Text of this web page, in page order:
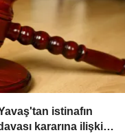
istinafın
kararına ilişkin